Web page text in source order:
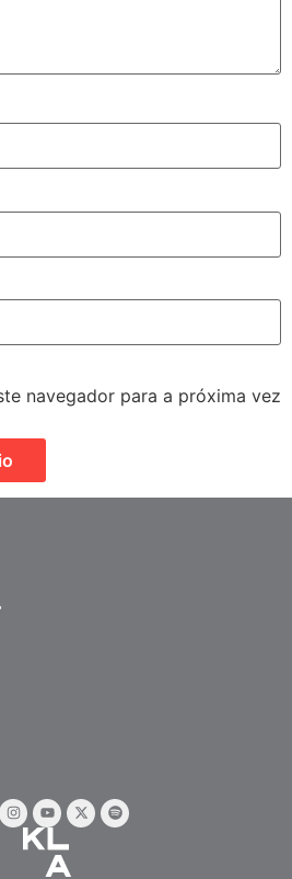
navegador para a próxima vez